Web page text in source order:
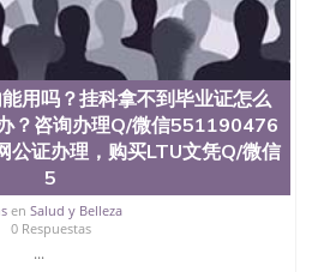
用吗？挂科拿不到毕业证怎么
？咨询办理Q/微信551190476
公证办理，购买LTU文凭Q/微信
5
en Salud y Belleza
0 Respuestas
...